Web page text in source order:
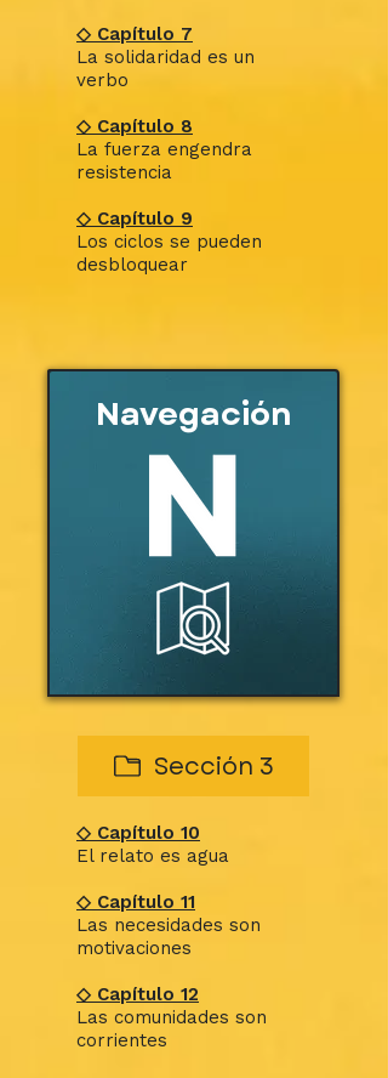
◇ Capítulo 7
La solidaridad es un
verbo
◇ Capítulo 8
La fuerza engendra
resistencia
◇ Capítulo 9
Los ciclos se pueden
desbloquear
Navegación
Sección 3
◇ Capítulo 10
El relato es agua
◇ Capítulo 11
Las necesidades son
motivaciones
◇ Capítulo 12
Las comunidades son
corrientes